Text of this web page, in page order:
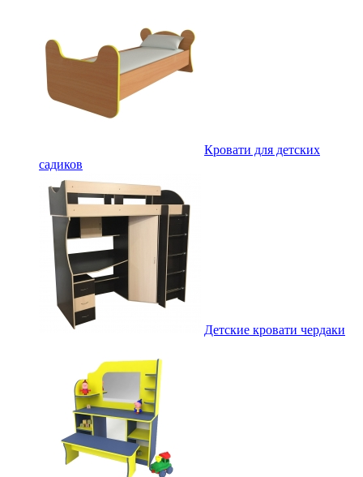
Кровати для детских
садиков
Детские кровати чердаки